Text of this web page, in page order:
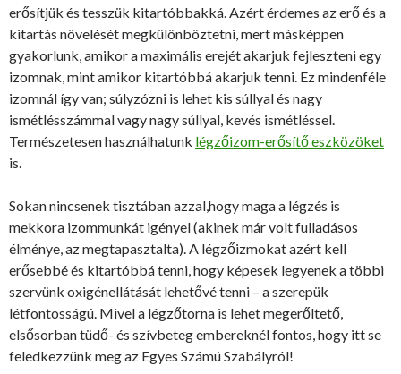
erősítjük és tesszük kitartóbbakká. Azért érdemes az erő és a
kitartás növelését megkülönböztetni, mert másképpen
gyakorlunk, amikor a maximális erejét akarjuk fejleszteni egy
izomnak, mint amikor kitartóbbá akarjuk tenni. Ez mindenféle
izomnál így van; súlyzózni is lehet kis súllyal és nagy
ismétlésszámmal vagy nagy súllyal, kevés ismétléssel.
Természetesen használhatunk légzőizom-erősítő eszközöket
is.
Sokan nincsenek tisztában azzal,hogy maga a légzés is
mekkora izommunkát igényel (akinek már volt fulladásos
élménye, az megtapasztalta). A légzőizmokat azért kell
erősebbé és kitartóbbá tenni, hogy képesek legyenek a többi
szervünk oxigénellátását lehetővé tenni – a szerepük
létfontosságú. Mivel a légzőtorna is lehet megerőltető,
elsősorban tüdő- és szívbeteg embereknél fontos, hogy itt se
feledkezzünk meg az Egyes Számú Szabályról!